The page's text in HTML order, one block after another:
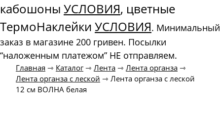
кабошоны УСЛОВИЯ, цветные
ТермоНаклейки УСЛОВИЯ. Минимальный
заказ в магазине 200 гривен. Посылки
“наложенным платежом” НЕ отправляем.
Главная ⇾ Каталог⇾ Лента ⇾ Лента органза ⇾
Лента органза с леской ⇾ Лента органза с леской
12 см ВОЛНА белая